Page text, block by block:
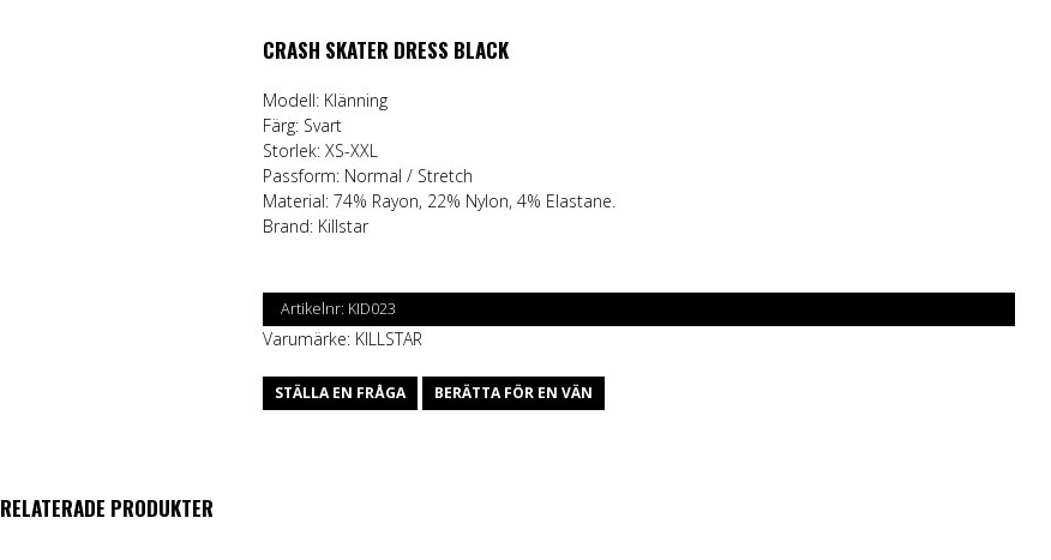
CRASH SKATER DRESS BLACK
Modell: Klänning
Färg: Svart
Storlek: XS-XXL
Passform: Normal / Stretch
Material: 74% Rayon, 22% Nylon, 4% Elastane.
Brand: Killstar
Artikelnr: KID023
Varumärke: KILLSTAR
STÄLLA EN FRÅGA BERÄTTA FÖR EN VÄN
RELATERADE PRODUKTER